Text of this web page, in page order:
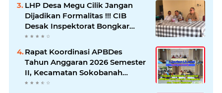
LHP Desa Megu Cilik Jangan
Dijadikan Formalitas !!! CIB
Desak Inspektorat Bongkar
Seluruh Fakta dan Hentikan
Dugaan Permainan Oknum
Rapat Koordinasi APBDes
Tahun Anggaran 2026 Semester
II, Kecamatan Sokobanah
Libatkan 12 Desa